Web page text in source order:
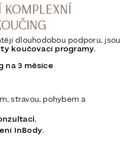
KOMPLEXNÍ
dlouhodobou podporu, jsou
koučovací programy.
na 3 měsíce
stravou, pohybem a
,
InBody.